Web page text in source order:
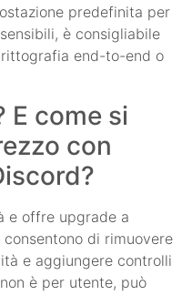
predefinita per
è consigliabile
end-to-end o
E come si
con
e offre upgrade a
di rimuovere
e aggiungere controlli
è per utente, può